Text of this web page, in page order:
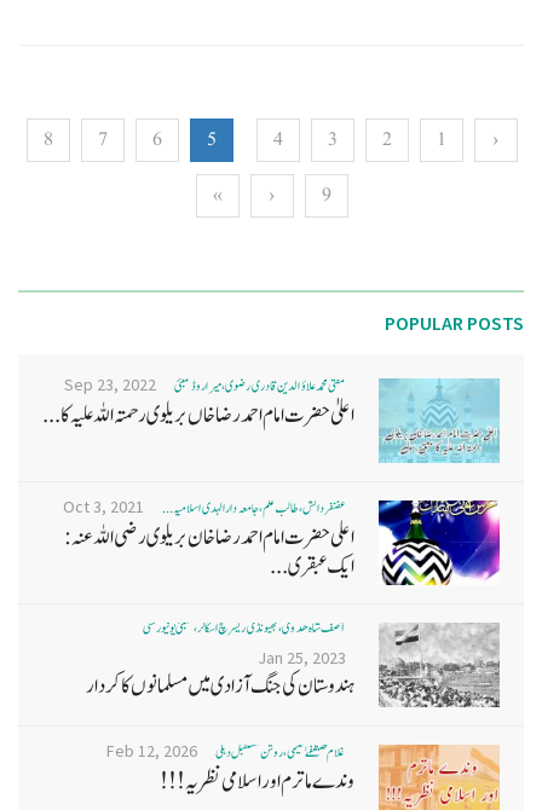
‹
1
2
3
4
5
6
7
8
9
›
»
POPULAR POSTS
مفتی محمد علاؤ الدین قادری رضوی ، میرا روڈ ممبئی Sep 23, 2022
اعلیٰ حضرت امام احمد رضا خاں بر یلو ی رحمتہ اللہ علیہ کا...
غضنفر دانش، طالب علم، جامعہ دارالہدی اسلامیہ ... Oct 3, 2021
اعلی حضرت امام احمد رضا خان بریلوی رضی اللہ عنہ:
ایک عبقری...
آصف شاہ ھدوی، بھیونڈی ریسرچ اسکالر، ممبئی یونیورسٹی
Jan 25, 2023
ہندوستان کی جنگ آزادی میں مسلمانوں کا کردار
غلام مصطفےٰ نعیمی، روشن مستقبل دہلی Feb 12, 2026
وندے ماترم اور اسلامی نظریہ!!!